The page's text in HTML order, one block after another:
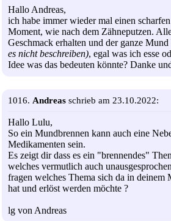
Hallo Andreas,
ich habe immer wieder mal einen
Moment, wie nach dem Zähneputzen.
Geschmack erhalten und der ganze Mund
es nicht beschreiben), egal was ich esse
Idee was das bedeuten könnte? Danke
1016. Andreas schrieb am 23.10.2022:
Hallo Lulu,
So ein Mundbrennen kann auch eine
Medikamenten sein.
Es zeigt dir dass es ein "brennendes"
welches vermutlich auch
fragen welches Thema sich da in deinem
hat und erlöst werden möchte ?
lg von Andreas